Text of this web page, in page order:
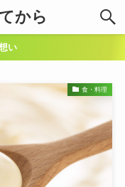
から
い
食・料理